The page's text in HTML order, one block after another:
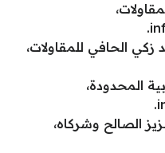
.
الحافي للمقاولات،
المحدودة،
.
الصالح وشركاه،